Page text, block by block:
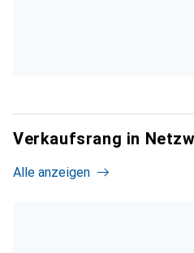
Verkaufsrang in
Alle anzeigen